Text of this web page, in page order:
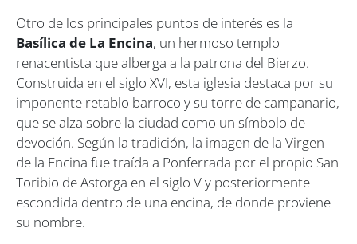
Otro de los principales puntos de interés es la
Basílica de La Encina, un hermoso templo
renacentista que alberga a la patrona del Bierzo.
Construida en el siglo XVI, esta iglesia destaca por su
imponente retablo barroco y su torre de campanario,
que se alza sobre la ciudad como un símbolo de
devoción. Según la tradición, la imagen de la Virgen
de la Encina fue traída a Ponferrada por el propio San
Toribio de Astorga en el siglo V y posteriormente
escondida dentro de una encina, de donde proviene
su nombre.